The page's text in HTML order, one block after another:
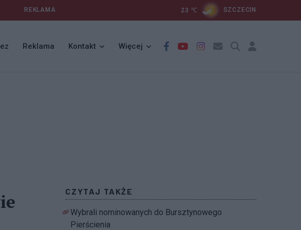
REKLAMA 23 ℃ SZCZECIN
Reklama Kontakt Więcej
CZYTAJ TAKŻE
Wybrali nominowanych do Bursztynowego
Pierścienia